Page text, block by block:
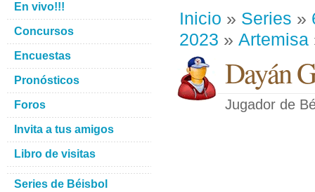
Inicio » Series »
2023 » Artemisa
Dayán
Jugador de
En vivo!!!
Concursos
Encuestas
Pronósticos
Foros
Invita a tus amigos
Libro de visitas
Series de Béisbol